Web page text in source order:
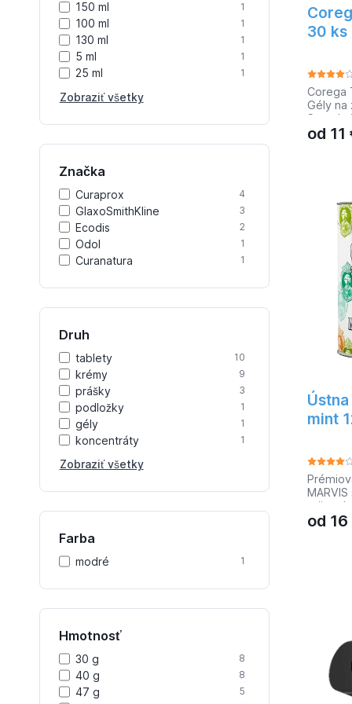
150 ml 1
100 ml 1
130 ml 1
5 ml 1
25 ml 1
Zobraziť všetky
Značka
Curaprox 4
GlaxoSmithKline 3
Ecodis 2
Odol 1
Curanatura 1
Druh
tablety 10
krémy 9
prášky 3
podložky 1
gély 1
koncentráty 1
Zobraziť všetky
Farba
modré 1
Hmotnosť
30 g 8
40 g 8
47 g 5
30 ks
Corega
Gély na
robíte
od 11
mint
mäty.
od 16